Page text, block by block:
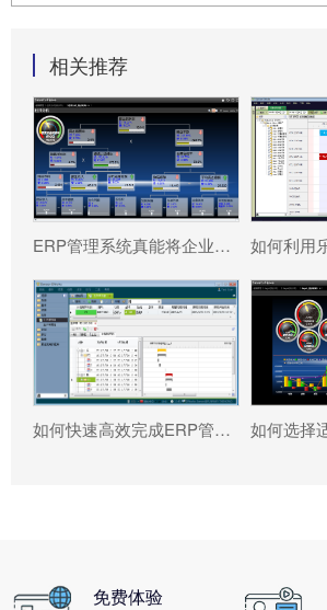
相关推荐
ERP管理系统真能将企业数据转化为可执行决策吗?
如何快速高效完成ERP管理系统配置?
免费体验